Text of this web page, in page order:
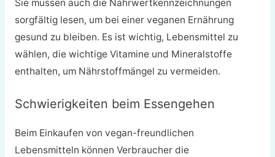
Sie müssen auch die Nährwertkennzeichnungen
sorgfältig lesen, um bei einer veganen Ernährung
gesund zu bleiben. Es ist wichtig, Lebensmittel zu
wählen, die wichtige Vitamine und Mineralstoffe
enthalten, um Nährstoffmängel zu vermeiden.
Schwierigkeiten beim Essengehen
Beim Einkaufen von vegan-freundlichen
Lebensmitteln können Verbraucher die